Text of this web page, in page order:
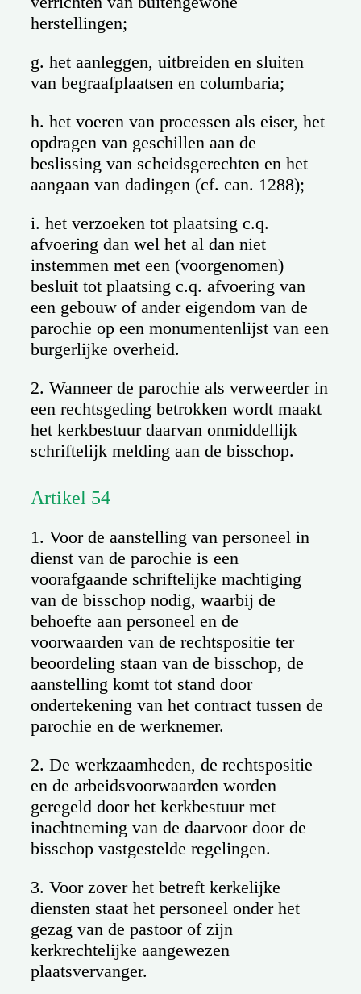
herstellingen;
g. het aanleggen, uitbreiden en sluiten
van begraafplaatsen en columbaria;
h. het voeren van processen als eiser, het
opdragen van geschillen aan de
beslissing van scheidsgerechten en het
aangaan van dadingen (cf. can. 1288);
i. het verzoeken tot plaatsing c.q.
afvoering dan wel het al dan niet
instemmen met een (voorgenomen)
besluit tot plaatsing c.q. afvoering van
een gebouw of ander eigendom van de
parochie op een monumentenlijst van een
burgerlijke overheid.
2. Wanneer de parochie als verweerder in
een rechtsgeding betrokken wordt maakt
het kerkbestuur daarvan onmiddellijk
schriftelijk melding aan de bisschop.
Artikel 54
1. Voor de aanstelling van personeel in
dienst van de parochie is een
voorafgaande schriftelijke machtiging
van de bisschop nodig, waarbij de
behoefte aan personeel en de
voorwaarden van de rechtspositie ter
beoordeling staan van de bisschop, de
aanstelling komt tot stand door
ondertekening van het contract tussen de
parochie en de werknemer.
2. De werkzaamheden, de rechtspositie
en de arbeidsvoorwaarden worden
geregeld door het kerkbestuur met
inachtneming van de daarvoor door de
bisschop vastgestelde regelingen.
3. Voor zover het betreft kerkelijke
diensten staat het personeel onder het
gezag van de pastoor of zijn
kerkrechtelijke aangewezen
plaatsvervanger.